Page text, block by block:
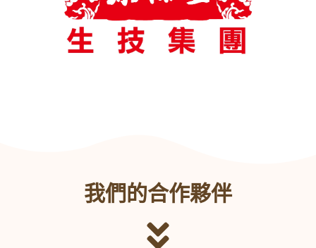
我們的合作夥伴